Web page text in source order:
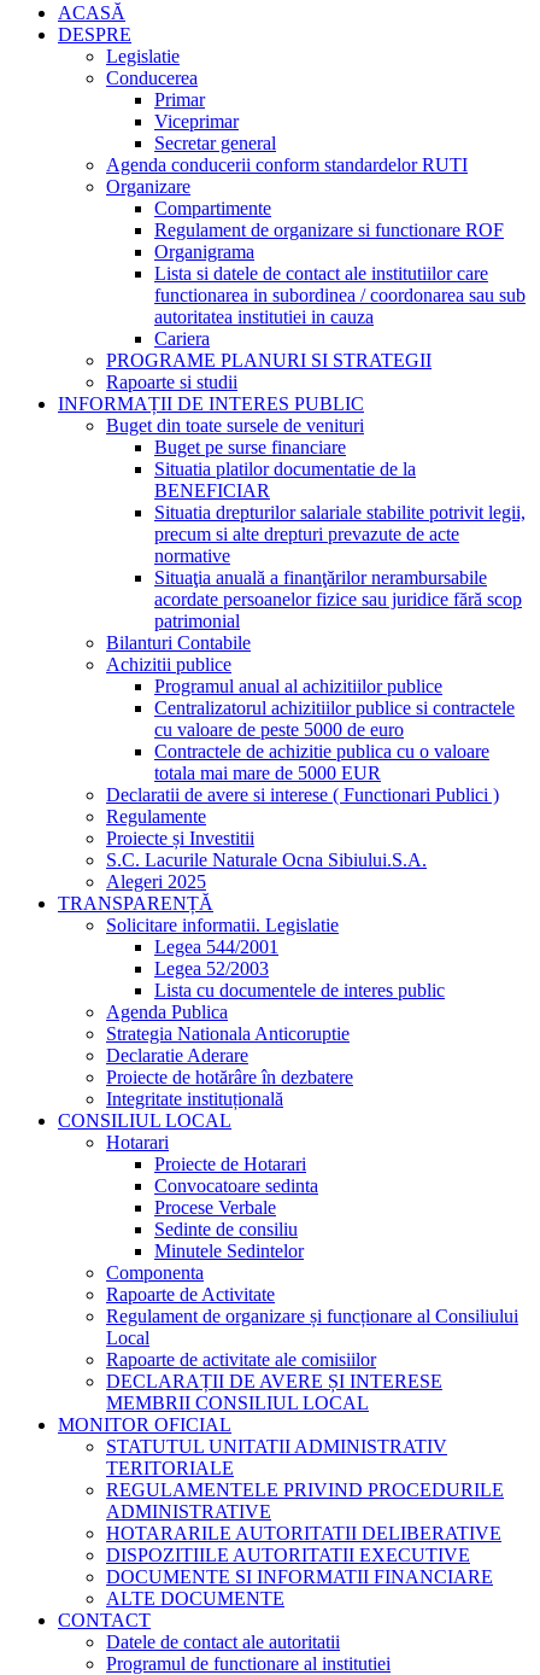
ACASĂ
DESPRE
Legislatie
Conducerea
Primar
Viceprimar
Secretar general
Agenda conducerii conform standardelor RUTI
Organizare
Compartimente
Regulament de organizare si functionare ROF
Organigrama
Lista si datele de contact ale institutiilor care
functionarea in subordinea / coordonarea sau sub
autoritatea institutiei in cauza
Cariera
PROGRAME PLANURI SI STRATEGII
Rapoarte si studii
INFORMAȚII DE INTERES PUBLIC
Buget din toate sursele de venituri
Buget pe surse financiare
Situatia platilor documentatie de la
BENEFICIAR
Situatia drepturilor salariale stabilite potrivit legii,
precum si alte drepturi prevazute de acte
normative
Situaţia anuală a finanţărilor nerambursabile
acordate persoanelor fizice sau juridice fără scop
patrimonial
Bilanturi Contabile
Achizitii publice
Programul anual al achizitiilor publice
Centralizatorul achizitiilor publice si contractele
cu valoare de peste 5000 de euro
Contractele de achizitie publica cu o valoare
totala mai mare de 5000 EUR
Declaratii de avere si interese ( Functionari Publici )
Regulamente
Proiecte și Investitii
S.C. Lacurile Naturale Ocna Sibiului.S.A.
Alegeri 2025
TRANSPARENȚĂ
Solicitare informatii. Legislatie
Legea 544/2001
Legea 52/2003
Lista cu documentele de interes public
Agenda Publica
Strategia Nationala Anticoruptie
Declaratie Aderare
Proiecte de hotărâre în dezbatere
Integritate instituțională
CONSILIUL LOCAL
Hotarari
Proiecte de Hotarari
Convocatoare sedinta
Procese Verbale
Sedinte de consiliu
Minutele Sedintelor
Componenta
Rapoarte de Activitate
Regulament de organizare și funcționare al Consiliului
Local
Rapoarte de activitate ale comisiilor
DECLARAȚII DE AVERE ȘI INTERESE
MEMBRII CONSILIUL LOCAL
MONITOR OFICIAL
STATUTUL UNITATII ADMINISTRATIV
TERITORIALE
REGULAMENTELE PRIVIND PROCEDURILE
ADMINISTRATIVE
HOTARARILE AUTORITATII DELIBERATIVE
DISPOZITIILE AUTORITATII EXECUTIVE
DOCUMENTE SI INFORMATII FINANCIARE
ALTE DOCUMENTE
CONTACT
Datele de contact ale autoritatii
Programul de functionare al institutiei